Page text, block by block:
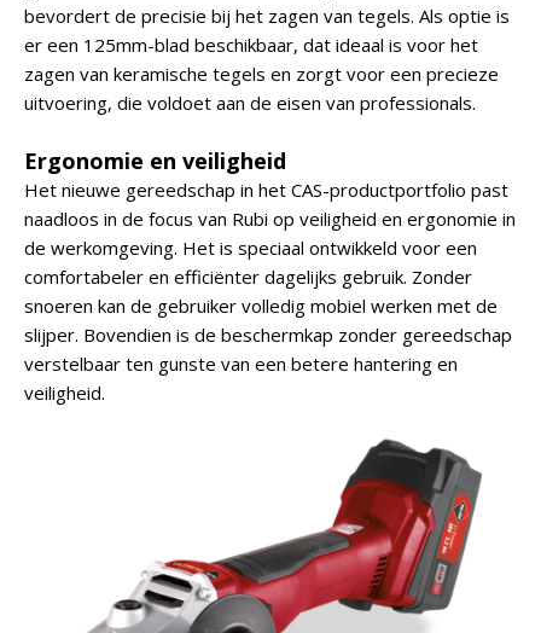
bevordert de precisie bij het zagen van tegels. Als optie is
er een 125mm-blad beschikbaar, dat ideaal is voor het
zagen van keramische tegels en zorgt voor een precieze
uitvoering, die voldoet aan de eisen van professionals.
Ergonomie en veiligheid
Het nieuwe gereedschap in het CAS-productportfolio past
naadloos in de focus van Rubi op veiligheid en ergonomie in
de werkomgeving. Het is speciaal ontwikkeld voor een
comfortabeler en efficiënter dagelijks gebruik. Zonder
snoeren kan de gebruiker volledig mobiel werken met de
slijper. Bovendien is de beschermkap zonder gereedschap
verstelbaar ten gunste van een betere hantering en
veiligheid.